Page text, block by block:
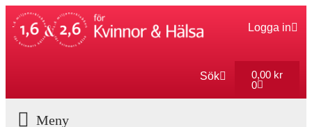
Logga in
Sök 0,00 kr
0